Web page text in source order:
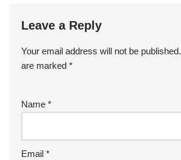
Leave a Reply
Your email address will not be published.
are marked *
Name *
Email *